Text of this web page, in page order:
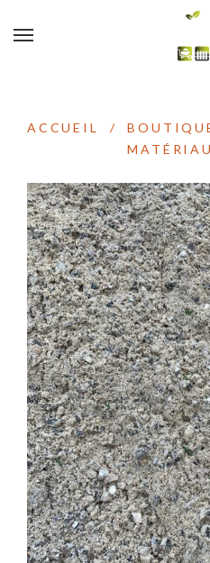
ACCUEIL /